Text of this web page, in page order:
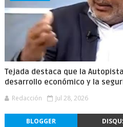
Tejada destaca que la
desarrollo económico y la
Redacción Jul 28, 2026
BLOGGER